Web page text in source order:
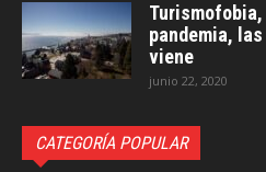
pandemia,
viene
junio 22, 2020
CATEGORÍA POPULAR